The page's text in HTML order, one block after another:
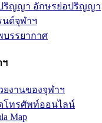
ริญญา อักษรย่อปริญญา
นด์จุฬาฯ
บรรยากาศ
ฯ
ยงานของจุฬาฯ
โทรศัพท์ออนไลน์
Map